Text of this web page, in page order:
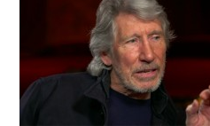
COVER & TRIBUTI